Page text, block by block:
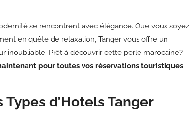
se rencontrent avec élégance. Que vous soyez
en quête de relaxation, Tanger vous offre un
inoubliable. Prêt à découvrir cette perle marocaine?
pour toutes vos réservations touristiques
d’Hotels Tanger